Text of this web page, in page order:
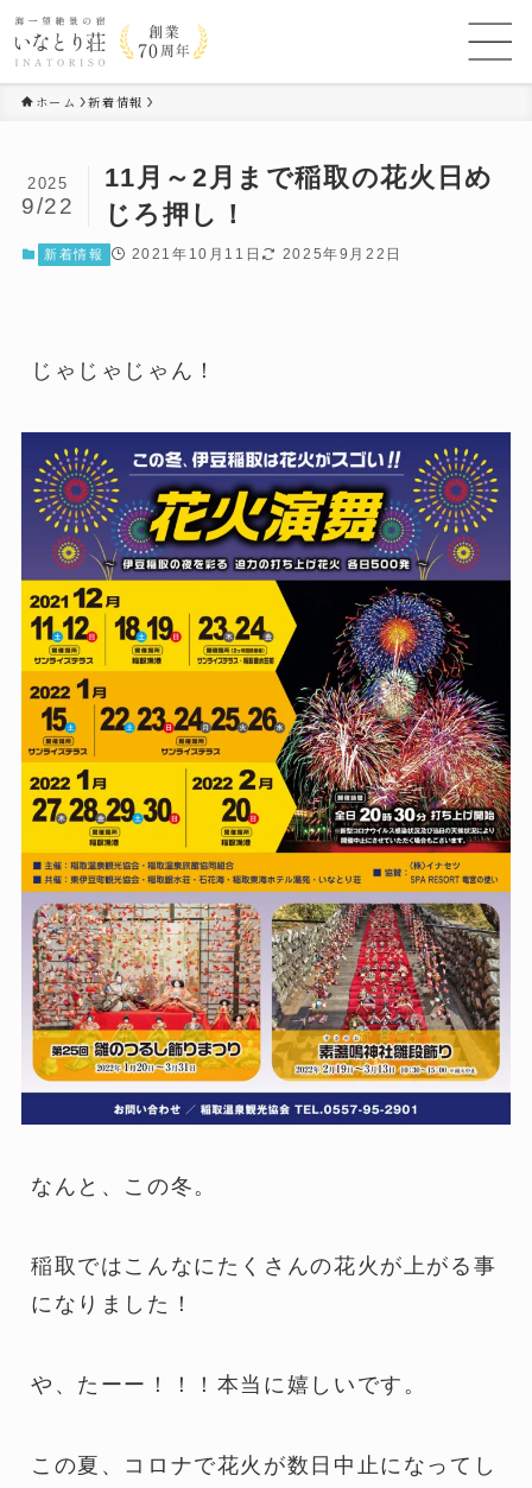
ホーム 新着情報
11月～2月まで稲取の花火日め
じろ押し！
2025
9/22
新着情報 2021年10月11日 2025年9月22日
じゃじゃじゃん！
なんと、この冬。
稲取ではこんなにたくさんの花火が上がる事
になりました！
や、たーー！！！本当に嬉しいです。
この夏、コロナで花火が数日中止になってし